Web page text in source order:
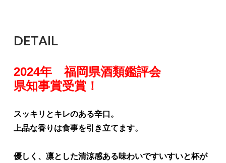
DETAIL
2024年 福岡県酒類鑑評会
県知事賞受賞！
スッキリとキレのある辛口。
上品な香りは食事を引き立てます。
優しく、凛とした清涼感ある味わいですいすいと杯が